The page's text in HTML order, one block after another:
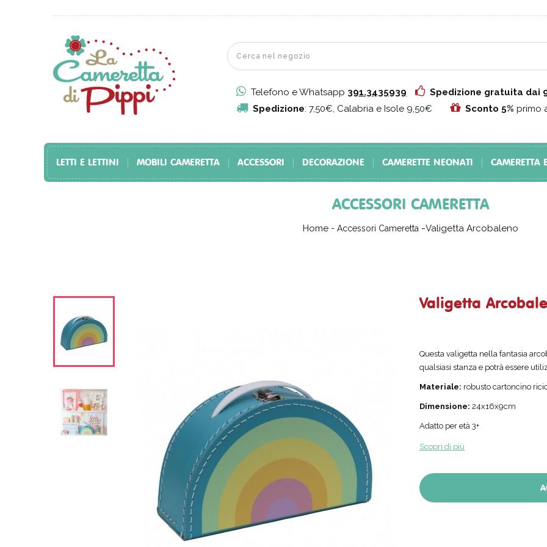
Telefono e Whatsapp 391.3435939
Spedizione gratuita dai
Spedizione: 7,50€, Calabria e Isole 9,50€ Sconto 5% primo
LETTI E LETTINI MOBILI CAMERETTA ACCESSORI DECORAZIONE CAMERETTE NEONATI CAMERETTA
ACCESSORI CAMERETTA
Home - Accessori Cameretta Valigetta Arcobaleno
Valigetta
Questa valigetta nella fantasia
qualsiasi stanza e potrà essere
Materiale: robusto cartoncino
Dimensione: 24x16x9cm
Adatto per età 3+
Scopri di più